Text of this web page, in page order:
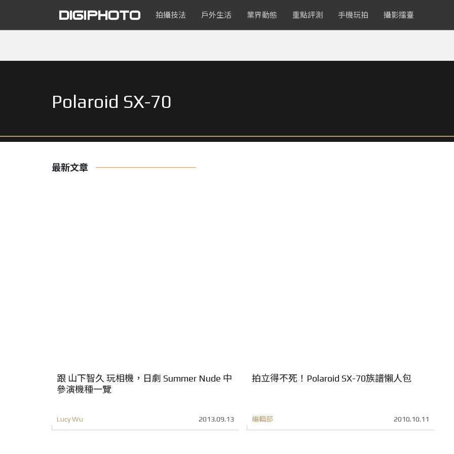
拍攝技法 戶外生活 業界動態 重點評測 手機玩拍 攝影擂臺
Polaroid SX-70
最新文章
跟 山下智久 玩相機，日劇 Summer Nude 中
參演機種一覽
Lucy Wu 2013.09.13
拍立得不死！Polaroid SX-70族譜懶人包
編輯部 2010.10.11